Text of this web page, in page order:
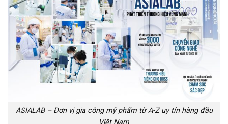
ASIALAB – Đơn vị gia công mỹ phẩm từ A-Z uy tín hàng đầu
Việt Nam